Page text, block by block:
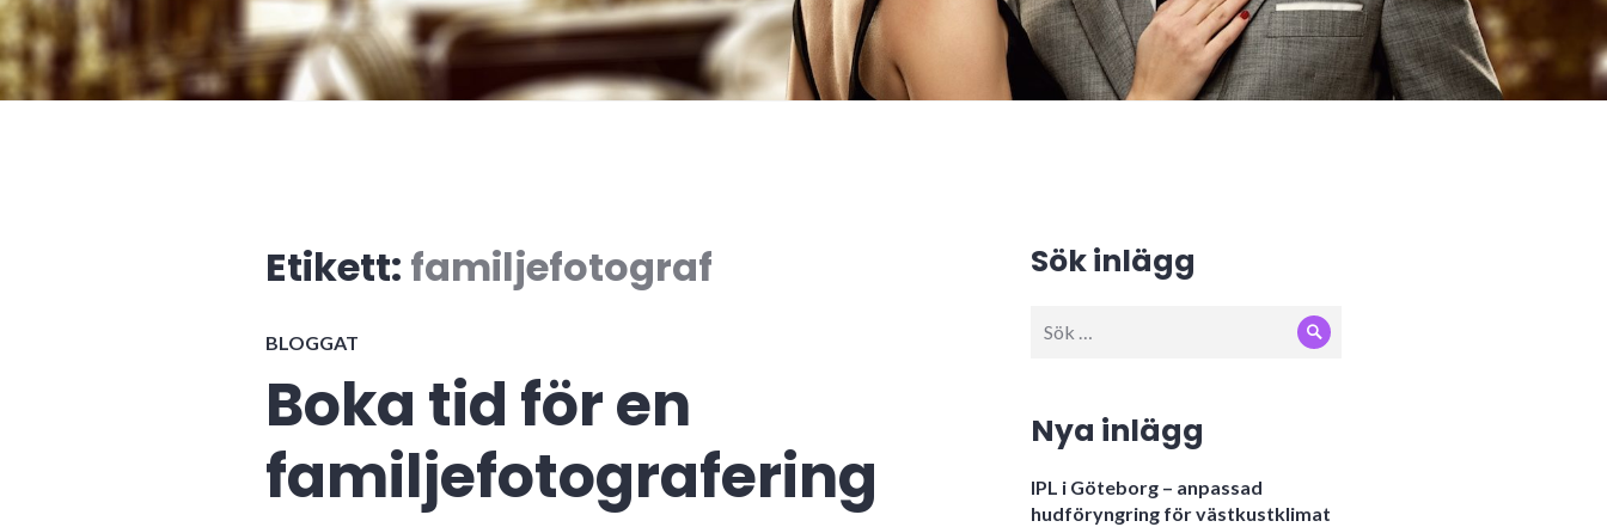
Etikett: familjefotograf
BLOGGAT
Boka tid för en
familjefotografering
Sök inlägg
efter:
Sök
Nya inlägg
IPL i Göteborg – anpassad
hudföryngring för västkustklimat